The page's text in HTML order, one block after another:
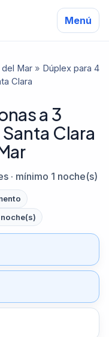
Menú
del Mar » Dúplex para 4
Clara
a 3
Clara
· mínimo 1 noche(s)